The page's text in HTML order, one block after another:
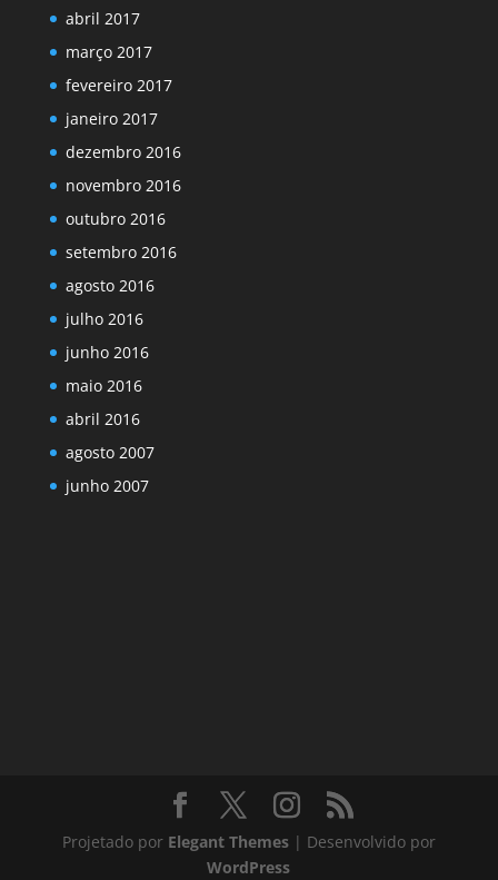
abril 2017
março 2017
fevereiro 2017
janeiro 2017
dezembro 2016
novembro 2016
outubro 2016
setembro 2016
agosto 2016
julho 2016
junho 2016
maio 2016
abril 2016
agosto 2007
junho 2007
Projetado por Elegant Themes| Desenvolvido por
WordPress